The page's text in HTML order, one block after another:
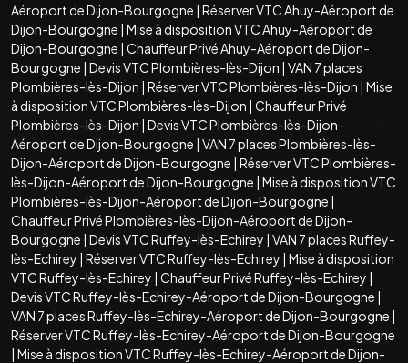
Aéroport de Dijon-Bourgogne | Réserver VTC Ahuy-Aéroport de
Dijon-Bourgogne | Mise à disposition VTC Ahuy-Aéroport de
Dijon-Bourgogne | Chauffeur Privé Ahuy-Aéroport de Dijon-
Bourgogne | Devis VTC Plombières-lès-Dijon | VAN 7 places
Plombières-lès-Dijon | Réserver VTC Plombières-lès-Dijon | Mise
à disposition VTC Plombières-lès-Dijon | Chauffeur Privé
Plombières-lès-Dijon | Devis VTC Plombières-lès-Dijon-
Aéroport de Dijon-Bourgogne | VAN 7 places Plombières-lès-
Dijon-Aéroport de Dijon-Bourgogne | Réserver VTC Plombières-
lès-Dijon-Aéroport de Dijon-Bourgogne | Mise à disposition VTC
Plombières-lès-Dijon-Aéroport de Dijon-Bourgogne |
Chauffeur Privé Plombières-lès-Dijon-Aéroport de Dijon-
Bourgogne | Devis VTC Ruffey-lès-Echirey | VAN 7 places Ruffey-
lès-Echirey | Réserver VTC Ruffey-lès-Echirey | Mise à disposition
VTC Ruffey-lès-Echirey | Chauffeur Privé Ruffey-lès-Echirey |
Devis VTC Ruffey-lès-Echirey-Aéroport de Dijon-Bourgogne |
VAN 7 places Ruffey-lès-Echirey-Aéroport de Dijon-Bourgogne |
Réserver VTC Ruffey-lès-Echirey-Aéroport de Dijon-Bourgogne
| Mise à disposition VTC Ruffey-lès-Echirey-Aéroport de Dijon-